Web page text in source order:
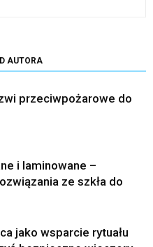
AUTORA
przeciwpożarowe do
i laminowane –
ze szkła do
jako wsparcie rytuału